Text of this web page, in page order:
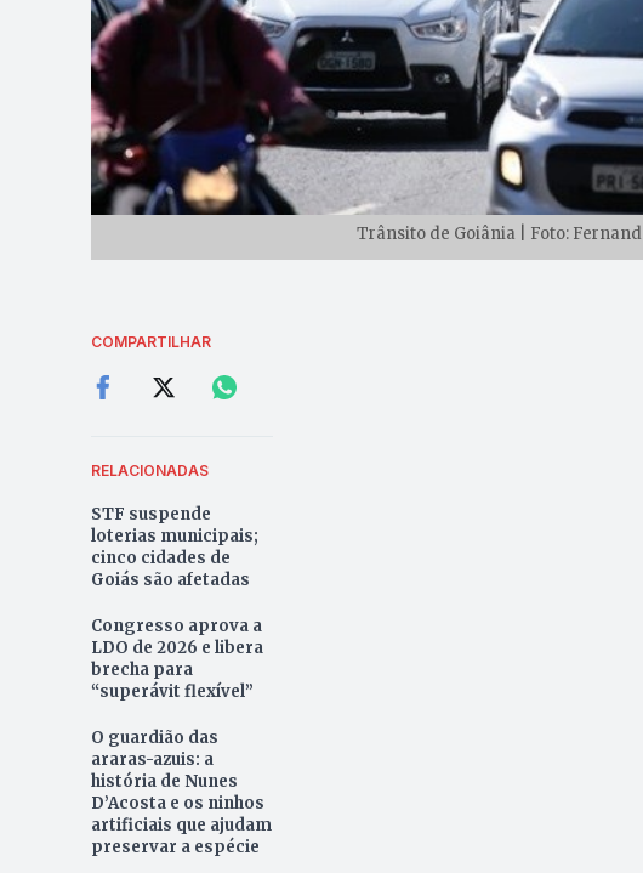
Trânsito de Goiânia | Foto:
COMPARTILHAR
RELACIONADAS
STF suspende
loterias municipais;
cinco cidades de
Goiás são afetadas
Congresso aprova a
LDO de 2026 e libera
brecha para
“superávit flexível”
O guardião das
araras-azuis: a
história de Nunes
D’Acosta e os ninhos
artificiais que ajudam
preservar a espécie